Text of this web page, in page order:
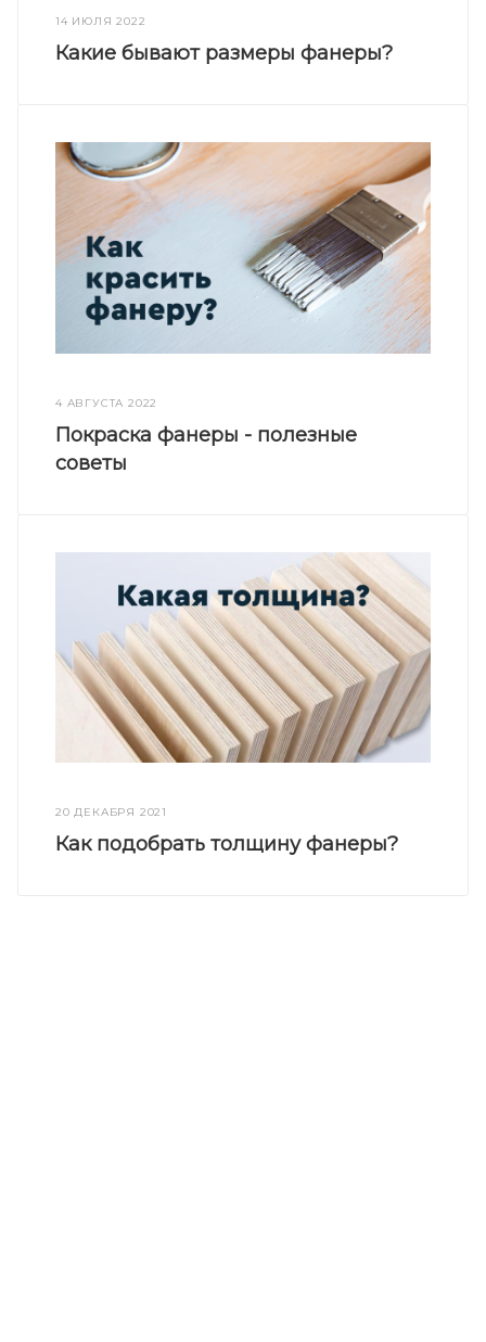
14 ИЮЛЯ 2022
Какие бывают размеры фанеры?
4 АВГУСТА 2022
Покраска фанеры - полезные
советы
20 ДЕКАБРЯ 2021
Как подобрать толщину фанеры?